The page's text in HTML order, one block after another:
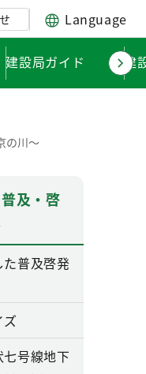
Language
建設局ガイド 建
の川～
及・啓
普及啓発
号線地下